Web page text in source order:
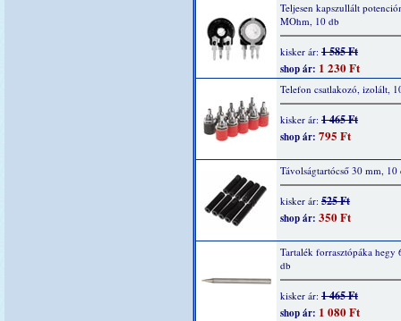
Teljesen kapszullált
MOhm, 10 db
kisker ár: 1 585 Ft
shop ár: 1 230 Ft
Telefon csatlakozó, izolált,
kisker ár: 1 465 Ft
shop ár: 795 Ft
Távolságtartócső 30 mm, 10
kisker ár: 525 Ft
shop ár: 350 Ft
Tartalék forrasztópáka hegy
db
kisker ár: 1 465 Ft
shop ár: 1 080 Ft